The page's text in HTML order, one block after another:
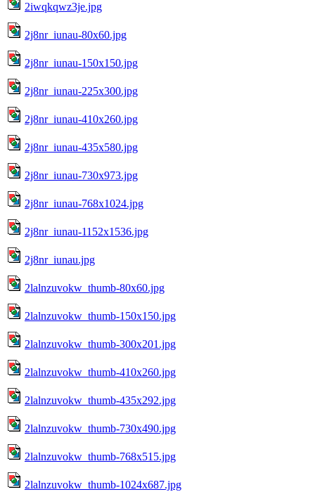
2iwqkqwz3je.jpg
2j8nr_iunau-80x60.jpg
2j8nr_iunau-150x150.jpg
2j8nr_iunau-225x300.jpg
2j8nr_iunau-410x260.jpg
2j8nr_iunau-435x580.jpg
2j8nr_iunau-730x973.jpg
2j8nr_iunau-768x1024.jpg
2j8nr_iunau-1152x1536.jpg
2j8nr_iunau.jpg
2lalnzuvokw_thumb-80x60.jpg
2lalnzuvokw_thumb-150x150.jpg
2lalnzuvokw_thumb-300x201.jpg
2lalnzuvokw_thumb-410x260.jpg
2lalnzuvokw_thumb-435x292.jpg
2lalnzuvokw_thumb-730x490.jpg
2lalnzuvokw_thumb-768x515.jpg
2lalnzuvokw_thumb-1024x687.jpg